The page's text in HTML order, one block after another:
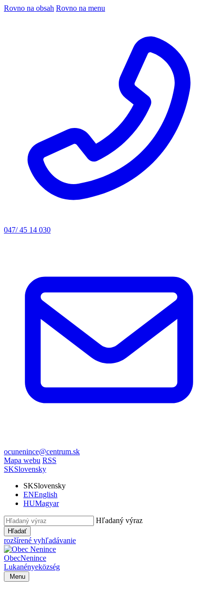
Rovno na obsah Rovno na menu
047/ 45 14 030
ocunenince@centrum.sk
Mapa webu RSS
SKSlovensky
SKSlovensky
ENEnglish
HUMagyar
Hľadaný výraz
Hľadať
rozšírené vyhľadávanie
ObecNenince
Lukanényeközség
Menu